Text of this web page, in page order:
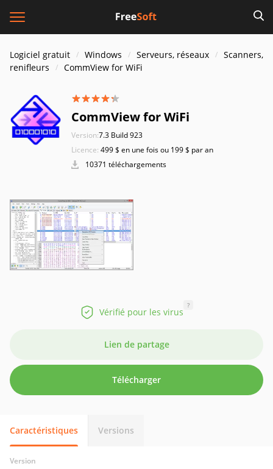
Logiciel gratuit Windows Serveurs, réseaux
Scanners,
renifleurs
CommView for WiFi
CommView for WiFi
Version:7.3 Build 923
Licence: 499 $ en une fois ou 199 $ par an
10371 téléchargements
Vérifié pour les virus
?
Lien de partage
Télécharger
Caractéristiques Versions
Version